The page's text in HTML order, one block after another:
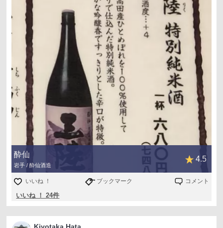
岩手出張（盛岡・紫波）で、明日は陸前高田なのですが、
きっかけとなった酔仙さんのお酒を飲めてよかった。
銘は酔仙ではないのですが、「三陸」がなかったので、こ
ちらに。
岩手・一関「ごっつおや」さまにて
酔仙
岩手 / 酔仙酒造
4.5
いいね ！ ブックマーク コメント
いいね ！ 24件